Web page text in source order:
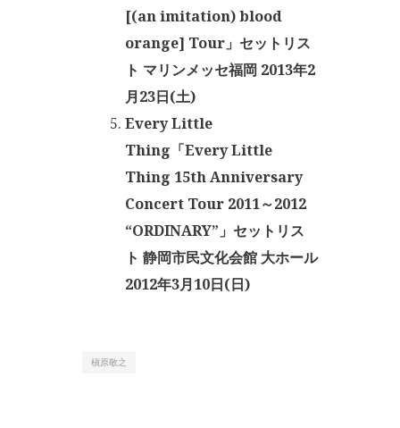
[(an imitation) blood
orange] Tour」セットリス
ト マリンメッセ福岡 2013年2
月23日(土)
Every Little
Thing「Every Little
Thing 15th Anniversary
Concert Tour 2011～2012
“ORDINARY”」セットリス
ト 静岡市民文化会館 大ホール
2012年3月10日(日)
槇原敬之